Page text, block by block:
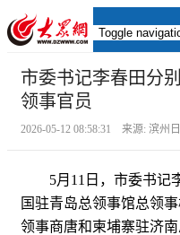
Toggle
市委书记李春田分
领事官员
2026-05-12 08:58:31 来源: 滨州
5月11日，市委书记
国驻青岛总领事馆总领
领事商唐和柬埔寨驻济